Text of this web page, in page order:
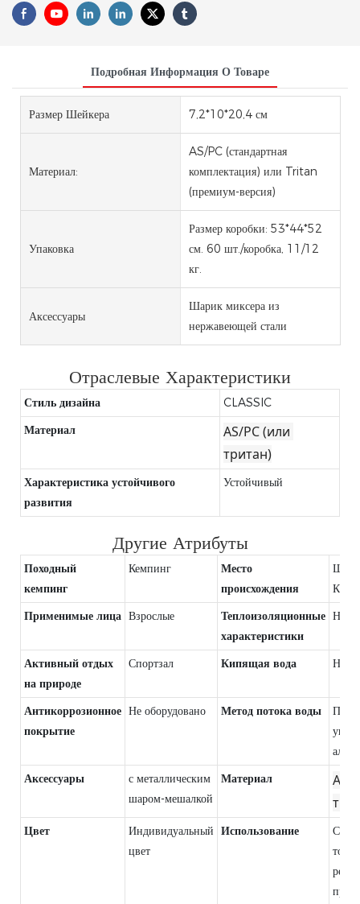
Подробная Информация О Товаре
Размер Шейкера 7,2*10*20,4 см
Материал:
AS/PC (стандартная
комплектация) или Tritan
(премиум-версия)
Упаковка
Размер коробки: 53*44*52
см. 60 шт./коробка, 11/12
кг.
Аксессуары
Шарик миксера из
нержавеющей стали
Отраслевые Характеристики
Стиль дизайна
CLASSIC
Материал
AS/PC (или
тритан)
Характеристика устойчивого
развития
Устойчивый
Другие Атрибуты
Походный
кемпинг
Кемпинг
Место
происхождения
Применимые лица Взрослые
Теплоизоляционные
характеристики
Активный отдых
на природе
Спортзал Кипящая вода
Антикоррозионное
покрытие
Не оборудовано Метод потока воды
Аксессуары
с металлическим
шаром-мешалкой
Материал
AS/
Цвет
Индивидуальный
цвет
Использование